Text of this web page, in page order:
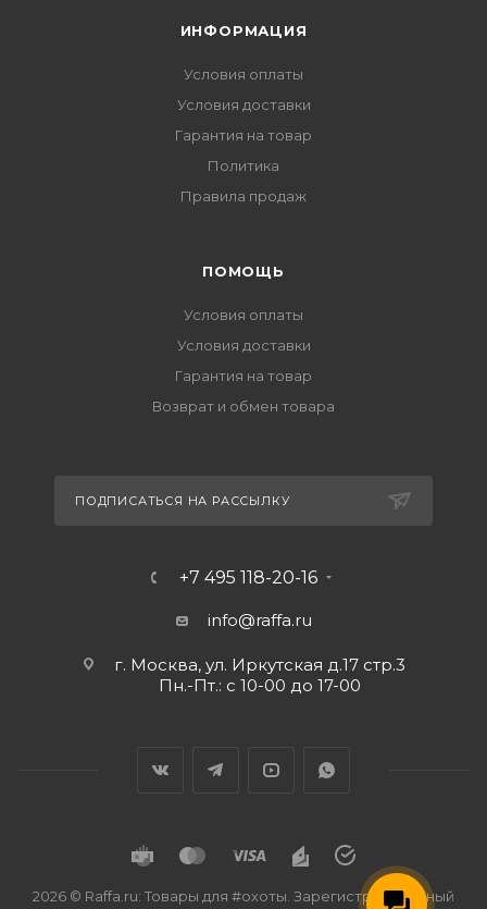
ИНФОРМАЦИЯ
Условия оплаты
Условия доставки
Гарантия на товар
Политика
Правила продаж
ПОМОЩЬ
Условия оплаты
Условия доставки
Гарантия на товар
Возврат и обмен товара
ПОДПИСАТЬСЯ НА РАССЫЛКУ
+7 495 118-20-16
info@raffa.ru
г. Москва, ул. Иркутская д.17 стр.3
Пн.-Пт.: с 10-00 до 17-00
2026 © Raffa.ru: Товары для #охоты. Зарегистрированный